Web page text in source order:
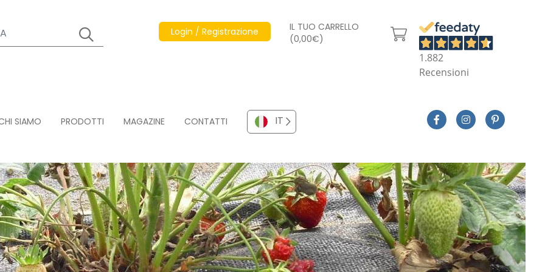
Login / Registrazione
IL TUO CARRELLO
(0,00€)
1.882
Recensioni
SIAMO PRODOTTI MAGAZINE CONTATTI IT